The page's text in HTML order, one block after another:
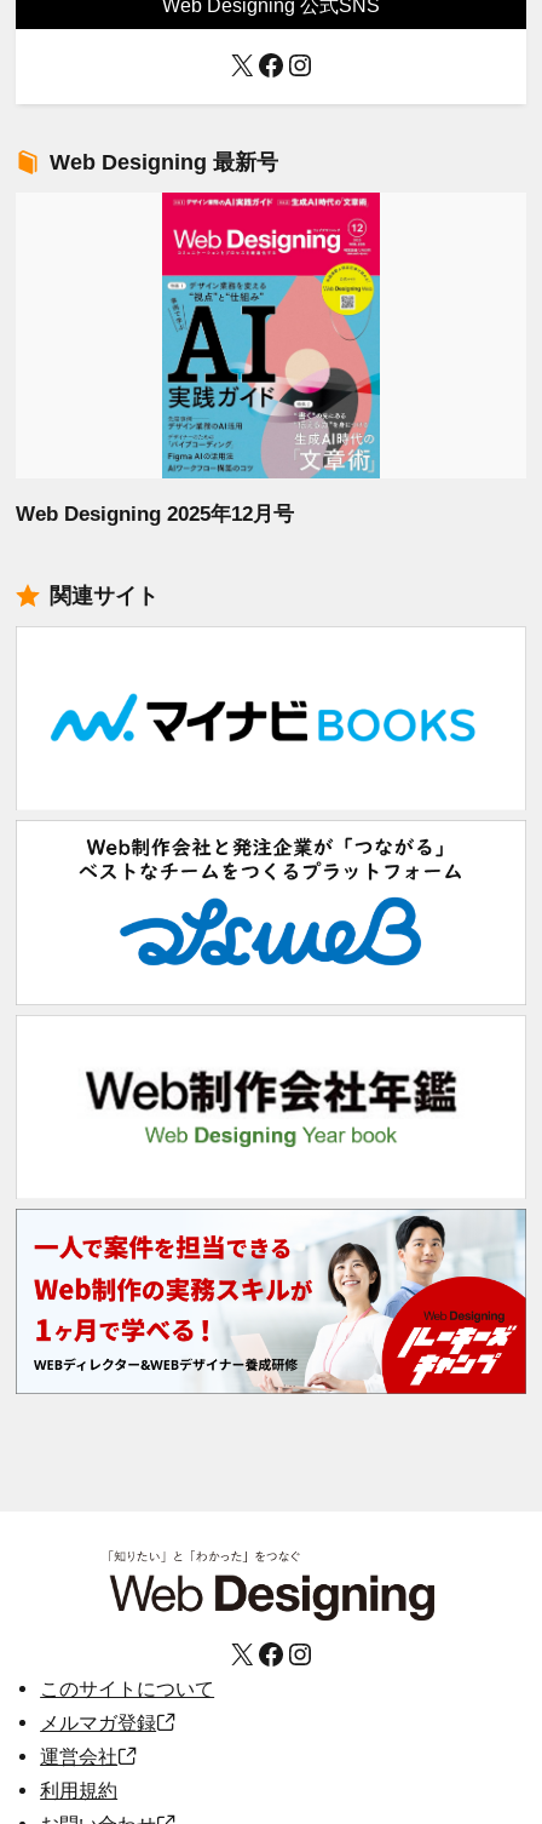
Web Designing 公式SNS
X Facebook
Instagram
Web Designing 最新号
Web Designing 2025年12月号
関連サイト
X Facebook Instagram
このサイトについて
メルマガ登録
運営会社
利用規約